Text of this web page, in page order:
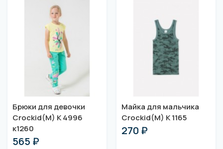
Брюки для девочки
Crockid(M) К 4996
к1260
565 ₽
Майка для мальчика
Crockid(M) К 1165
270 ₽